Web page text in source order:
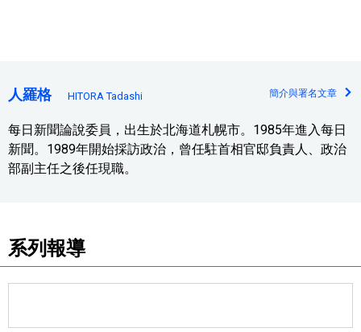
人羅格 HITORA Tadashi 簡介與署名文章
每日新聞論說委員，出生於北海道札幌市。1985年進入每日
新聞。1989年開始採訪政治，曾任駐首相官邸負責人、政治
部副主任之後任現職。
系列報導